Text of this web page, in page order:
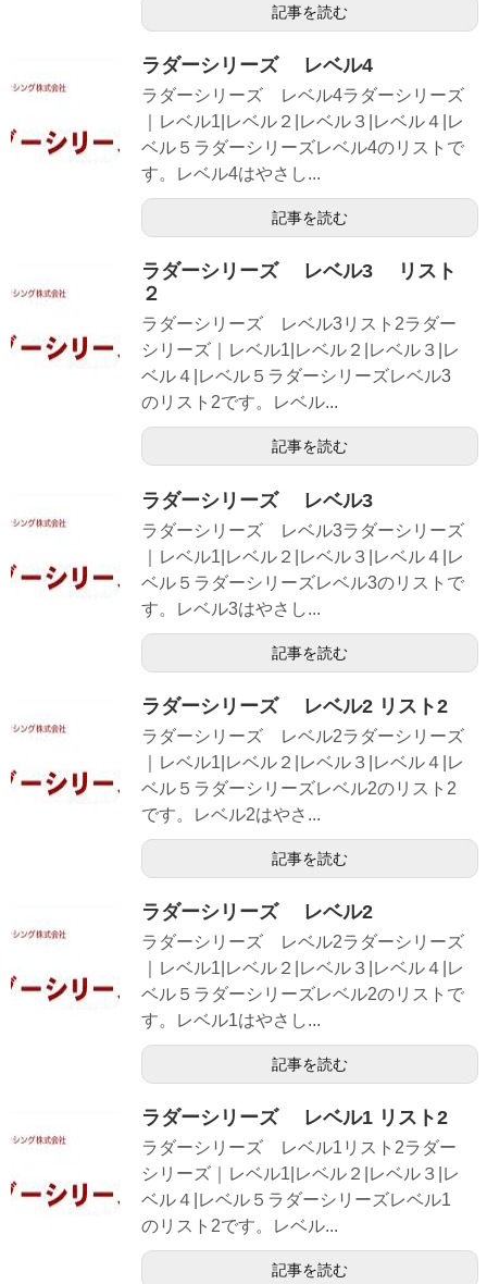
記事を読む
ラダーシリーズ レベル4
ラダーシリーズ レベル4ラダーシリーズ
｜レベル1|レベル２|レベル３|レベル４|レ
ベル５ラダーシリーズレベル4のリストで
す。レベル4はやさし...
記事を読む
ラダーシリーズ レベル3 リスト
２
ラダーシリーズ レベル3リスト2ラダー
シリーズ｜レベル1|レベル２|レベル３|レ
ベル４|レベル５ラダーシリーズレベル3
のリスト2です。レベル...
記事を読む
ラダーシリーズ レベル3
ラダーシリーズ レベル3ラダーシリーズ
｜レベル1|レベル２|レベル３|レベル４|レ
ベル５ラダーシリーズレベル3のリストで
す。レベル3はやさし...
記事を読む
ラダーシリーズ レベル2 リスト2
ラダーシリーズ レベル2ラダーシリーズ
｜レベル1|レベル２|レベル３|レベル４|レ
ベル５ラダーシリーズレベル2のリスト2
です。レベル2はやさ...
記事を読む
ラダーシリーズ レベル2
ラダーシリーズ レベル2ラダーシリーズ
｜レベル1|レベル２|レベル３|レベル４|レ
ベル５ラダーシリーズレベル2のリストで
す。レベル1はやさし...
記事を読む
ラダーシリーズ レベル1 リスト2
ラダーシリーズ レベル1リスト2ラダー
シリーズ｜レベル1|レベル２|レベル３|レ
ベル４|レベル５ラダーシリーズレベル1
のリスト2です。レベル...
記事を読む